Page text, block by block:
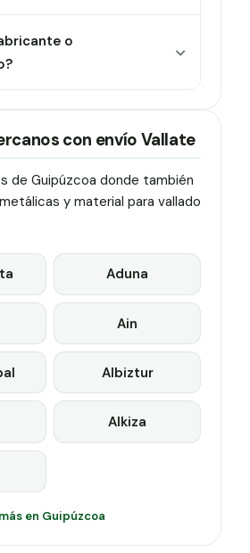
o
con envío Vallate
de Guipúzcoa donde también
y material para vallado
Aduna
Ain
Albiztur
Alkiza
en Guipúzcoa